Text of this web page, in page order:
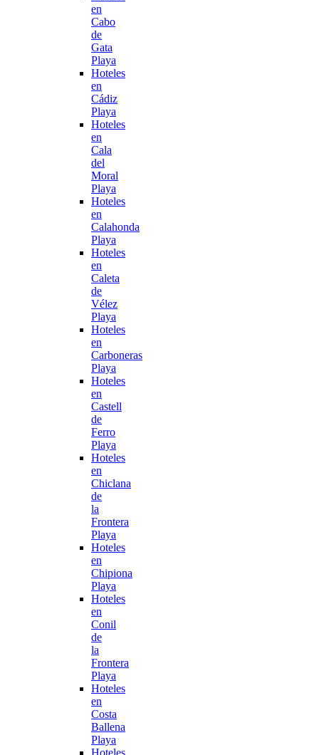
en
Cabo
de
Gata
Playa
Hoteles
en
Cádiz
Playa
Hoteles
en
Cala
del
Moral
Playa
Hoteles
en
Calahonda
Playa
Hoteles
en
Caleta
de
Vélez
Playa
Hoteles
en
Carboneras
Playa
Hoteles
en
Castell
de
Ferro
Playa
Hoteles
en
Chiclana
de
la
Frontera
Playa
Hoteles
en
Chipiona
Playa
Hoteles
en
Conil
de
la
Frontera
Playa
Hoteles
en
Costa
Ballena
Playa
Hoteles